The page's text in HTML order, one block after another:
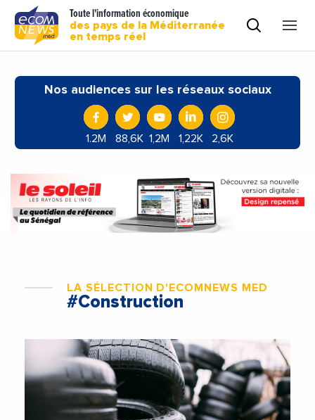
Toute l'information économique
des pays de la Méditerranée
en temps réel
Nos audiences sur les réseaux sociaux
1.2M 88,6K 1,2M 1,22K 2,6K
LA SÉLECTION D'ECOMNEWS MED
#Construction